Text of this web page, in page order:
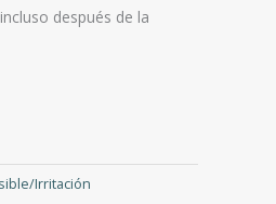
después de la
Irritación